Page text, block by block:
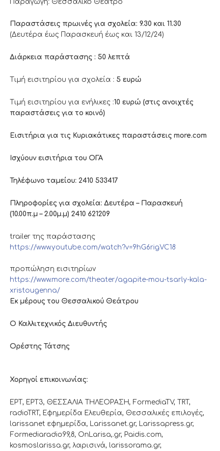
Παραγωγή: Θεσσαλικό Θέατρο
Παραστάσεις πρωινές για σχολεία: 9.30 και 11.30
(Δευτέρα έως Παρασκευή έως και 13/12/24)
Διάρκεια παράστασης : 50 λεπτά
Τιμή εισιτηρίου για σχολεία : 5 ευρώ
Τιμή εισιτηρίου για ενήλικες :10 ευρώ (στις ανοιχτές
παραστάσεις για το κοινό)
Εισιτήρια για τις Κυριακάτικες παραστάσεις more.com
Ισχύουν εισιτήρια του ΟΓΑ
Τηλέφωνο ταμείου: 2410 533417
Πληροφορίες για σχολεία: Δευτέρα – Παρασκευή
(10.00π.μ – 2.00μ.μ) 2410 621209
trailer της παράστασης
https://www.youtube.com/watch?v=9hG6rigVC18
προπώληση εισιτηρίων
https://www.more.com/theater/agapite-mou-tsarly-kala-
xristougenna/
Εκ μέρους του Θεσσαλικού Θεάτρου
Ο Καλλιτεχνικός Διευθυντής
Ορέστης Τάτσης
Χορηγοί επικοινωνίας:
ΕΡΤ, ΕΡΤ3, ΘΕΣΣΑΛΙΑ ΤΗΛΕΟΡΑΣΗ, FormediaTV, TRT,
radioTRT, Εφημερίδα Ελευθερία, Θεσσαλικές επιλογές,
larissanet εφημερίδα, Larissanet.gr, Larissapress.gr,
Formediaradio99,8, OnLarisa,.gr, Paidis.com,
kosmoslarissa.gr, λαρισινά, larissorama.gr,